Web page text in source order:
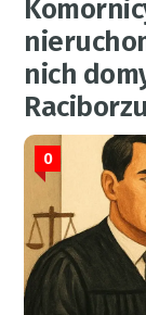
nich
0